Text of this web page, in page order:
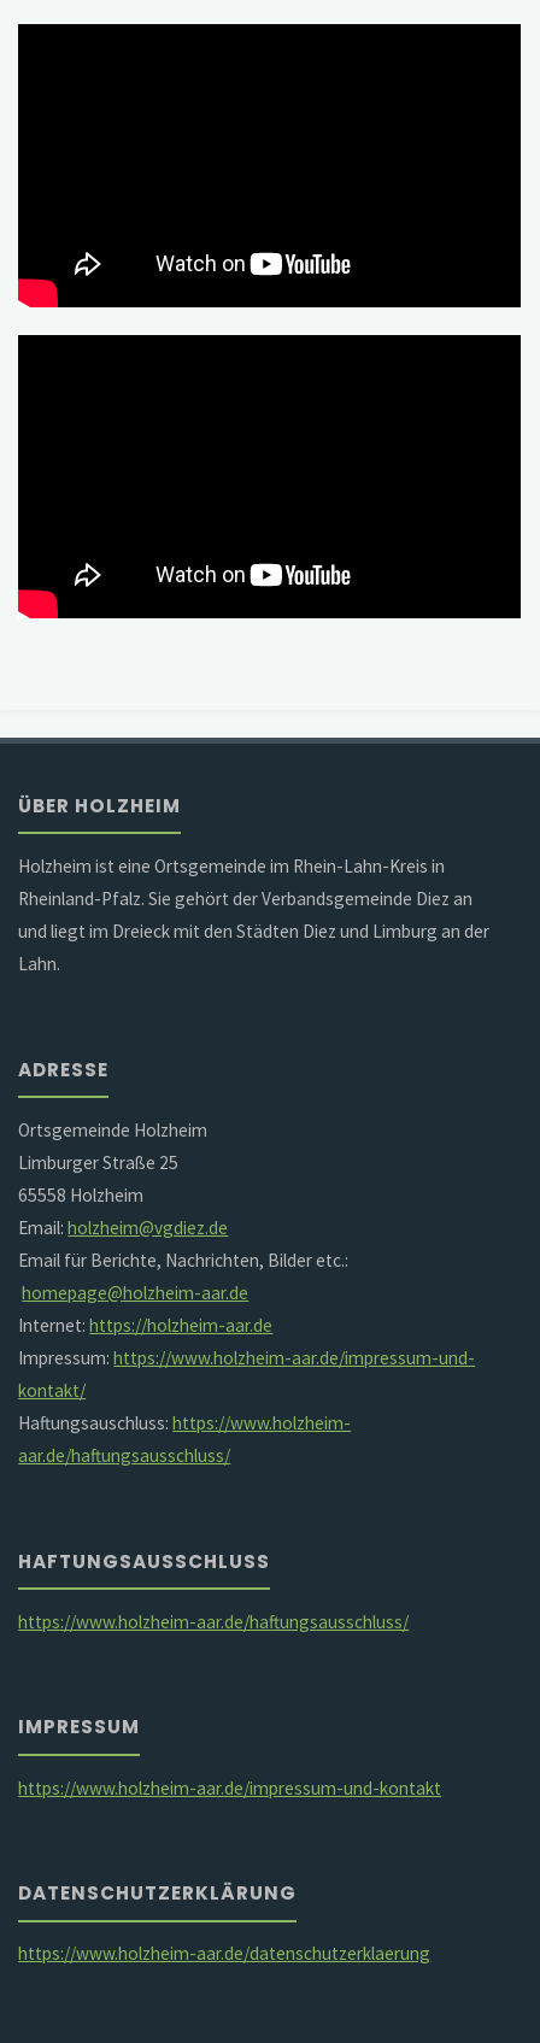
ÜBER HOLZHEIM
Holzheim ist eine Ortsgemeinde im Rhein-Lahn-Kreis in
Rheinland-Pfalz. Sie gehört der Verbandsgemeinde Diez an
und liegt im Dreieck mit den Städten Diez und Limburg an der
Lahn.
ADRESSE
Ortsgemeinde Holzheim
Limburger Straße 25
65558 Holzheim
Email:holzheim@vgdiez.de
Email für Berichte, Nachrichten, Bilder etc.:
homepage@holzheim-aar.de
Internet:https://holzheim-aar.de
Impressum:https://www.holzheim-aar.de/impressum-und-
kontakt/
Haftungsauschluss:https://www.holzheim-
aar.de/haftungsausschluss/
HAFTUNGSAUSSCHLUSS
https://www.holzheim-aar.de/haftungsausschluss/
IMPRESSUM
https://www.holzheim-aar.de/impressum-und-kontakt
DATENSCHUTZERKLÄRUNG
https://www.holzheim-aar.de/datenschutzerklaerung